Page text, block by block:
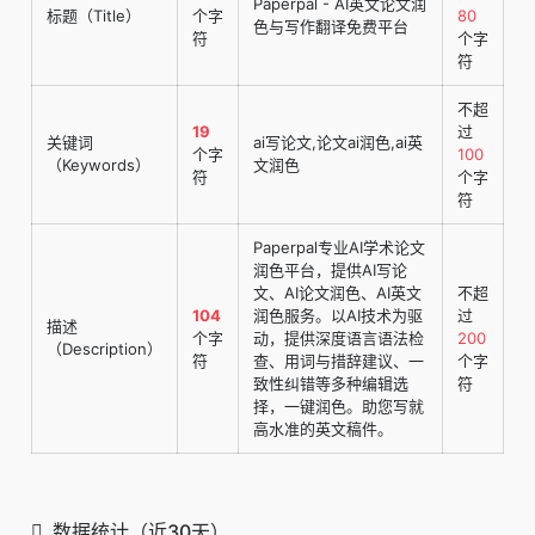
标题（Title）
个字
符
色与写作翻译免费平台
80
个字
符
关键词
（Keywords）
19
个字
符
ai写论文,论文ai润色,ai英
文润色
不超
过
100
个字
符
描述
（Description）
104
个字
符
Paperpal专业AI学术论文
润色平台，提供AI写论
文、AI论文润色、AI英文
润色服务。以AI技术为驱
动，提供深度语言语法检
查、用词与措辞建议、一
致性纠错等多种编辑选
择，一键润色。助您写就
高水准的英文稿件。
不超
过
200
个字
符